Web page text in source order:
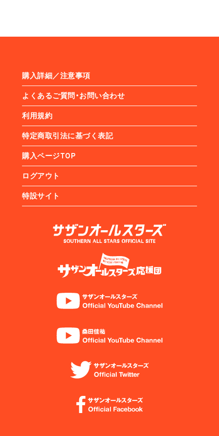
購入詳細／注意事項
よくあるご質問・お問い合わせ
利用規約
特定商取引法に基づく表記
購入ページTOP
ログアウト
特設サイト